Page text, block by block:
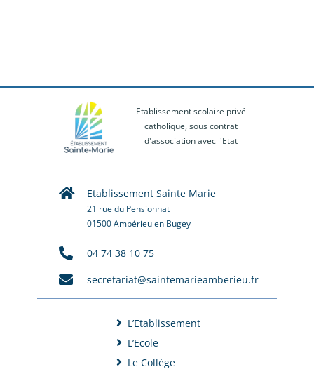
Etablissement scolaire privé
catholique, sous contrat
d'association avec l'Etat
Etablissement Sainte Marie
21 rue du Pensionnat
01500 Ambérieu en Bugey
04 74 38 10 75
secretariat@saintemarieamberieu.fr
L’Etablissement
L’Ecole
Le Collège